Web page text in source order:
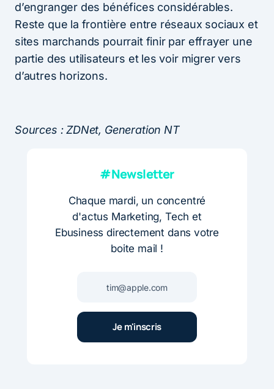
d’engranger des bénéfices considérables.
Reste que la frontière entre réseaux sociaux et
sites marchands pourrait finir par effrayer une
partie des utilisateurs et les voir migrer vers
d’autres horizons.
Sources : ZDNet, Generation NT
#Newsletter
Chaque mardi, un concentré
d'actus Marketing, Tech et
Ebusiness directement dans votre
boite mail !